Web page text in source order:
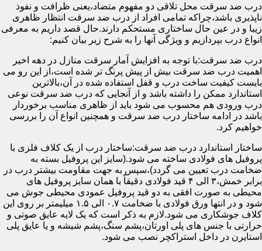
درب ضد سرقت محل تلاقی دو مفهوم متضاد،یعنی ظرافت و نفوذ
ناپذیری باشد،چراکه تمامی افراد از درب ضد سرقت انتظار ظاهری
زیبا و در عین حال ساختاری مستحکم دارند.حال قصد داریم به معرفی
انواع درب بپردازیم و ویژگی آنها را به شرح زیر بیان کنیم:
درب ضد سرقت:با توجه به افزایش آمار سرقت منازل در دهه اخیر
اهمیت درب ضد سرقت بیش از پیش پرنگ تر شده است،از این رو می
بایست کیفیت ساخت درب و قفل استفاده شده در آن،بالاترین
استاندارد ممکن را داشته باشد و از آنجایی که درب ضد سرقت نوعی
درب ورودی هم محسوب می شود باید از ظاهری مناسب برخوردار
باشد در ادامه ساختار درب ضد سرقت و همچنین انواع آن را بررسی
خواهیم کرد.
ساختار استاندارد درب ضد سرقت:ساختار درب از یک کلاف فلزی با
پروفیل های فولادی ساخته می شود.(سایز این پروفیل بسته به
ضخامت درب تعیین می گردد)،سپس به جهت مقاومت بیشتر درب در
برابر خمش،۳ الی ۴ قید فولادی دقیقاً با همان سایز پروفیل های
محیطی به صورت افقی به دو قید پروفیل عمودی محیطی جوش می
شود و در انتها ورق فولادی با ضخامت ۰.۷ الی ۱.۵ میلیمتر بر روی این
کلاف جوشکاری می شود.لازم به ذکر است که یک لایه عایق صوتی و
حرارتی با جنس های پلی اورتان،پشم سنگ،پشم شیشه و یا عایق پلی
استایرن در داخل استراکچر نصب می شود.